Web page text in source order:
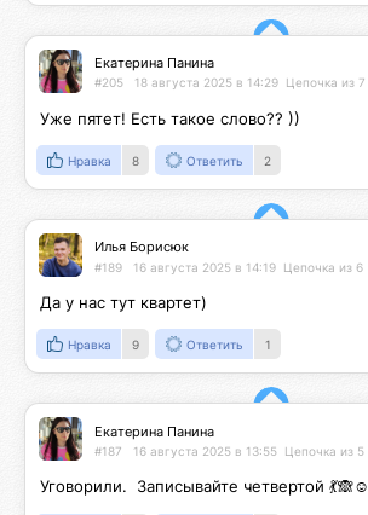
Екатерина Панина
#205 18 августа 2025 в 14:29 Цепочка из 7
Уже пятет! Есть такое слово?? ))
Нравка 8 Ответить 2
Илья Борисюк
#189 16 августа 2025 в 14:19 Цепочка из 6
Да у нас тут квартет)
Нравка 9 Ответить 1
Екатерина Панина
#187 16 августа 2025 в 13:55 Цепочка из 5
Уговорили.  Записывайте четвертой 💃🙈☺️